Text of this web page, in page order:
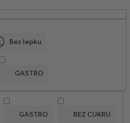
GASTRO BEZ CUKRU
Bez lepku
GASTRO